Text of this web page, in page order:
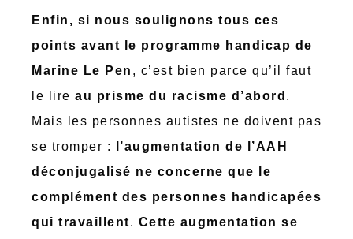
Enfin, si nous soulignons tous ces
points avant le programme handicap de
Marine Le Pen , c’est bien parce qu’il faut
le lire au prisme du racisme d’abord .
Mais les personnes autistes ne doivent pas
se tromper :
l’augmentation de l’AAH
déconjugalisé ne concerne que le
complément des personnes handicapées
qui travaillent. Cette augmentation se